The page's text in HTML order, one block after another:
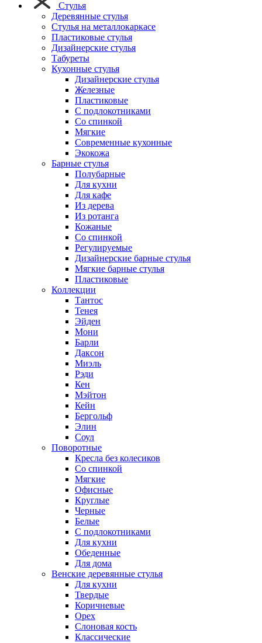
Стулья
Деревянные стулья
Стулья на металлокаркасе
Пластиковые стулья
Дизайнерские стулья
Табуреты
Кухонные стулья
Дизайнерские стулья
Железные
Пластиковые
С подлокотниками
Со спинкой
Мягкие
Современные кухонные
Экокожа
Барные стулья
Полубарные
Для кухни
Для кафе
Из дерева
Из ротанга
Кожаные
Со спинкой
Регулируемые
Дизайнерские барные стулья
Мягкие барные стулья
Пластиковые
Коллекции
Тантос
Тенея
Эйден
Мони
Барли
Даксон
Миэль
Рэди
Кен
Мэйтон
Кейн
Бергольф
Элин
Соул
Поворотные
Кресла без колесиков
Со спинкой
Мягкие
Офисные
Круглые
Черные
Белые
С подлокотниками
Для кухни
Обеденные
Для дома
Венские деревянные стулья
Для кухни
Твердые
Коричневые
Орех
Слоновая кость
Классические